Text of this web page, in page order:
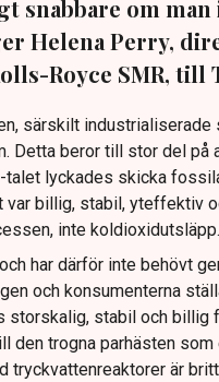
snabbare om
Helena Perry,
Royce SMR, till
särskilt industrialiserade
Detta beror till stor del på
talet lyckades skicka
var billig, stabil, yteffektiv
inte koldioxidutsläpp.
har därför inte behövt
och konsumenterna
storskalig, stabil och billig
den trogna parhästen
tryckvattenreaktorer är